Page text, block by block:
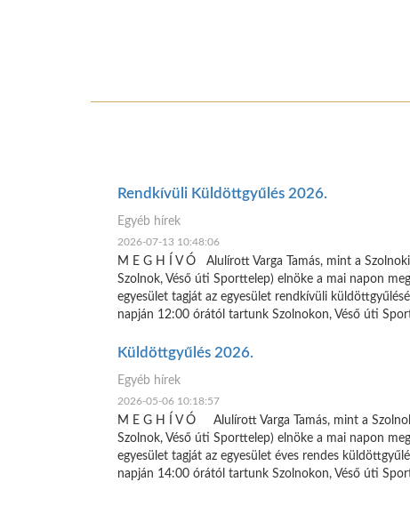
Rendkívüli Küldöttgyűlés 2026.
Egyéb hírek
2026-07-13 10:48:06
M E G H Í V Ó Alulírott Varga Tamás, mint a
Szolnok, Véső úti Sporttelep) elnöke a mai napon
egyesület tagját az egyesület rendkívüli
napján 12:00 órától tartunk Szolnokon, Véső úti
Küldöttgyűlés 2026.
Egyéb hírek
2026-05-06 10:18:57
M E G H Í V Ó Alulírott Varga Tamás, mint a
Szolnok, Véső úti Sporttelep) elnöke a mai napon
egyesület tagját az egyesület éves rendes
napján 14:00 órától tartunk Szolnokon, Véső úti